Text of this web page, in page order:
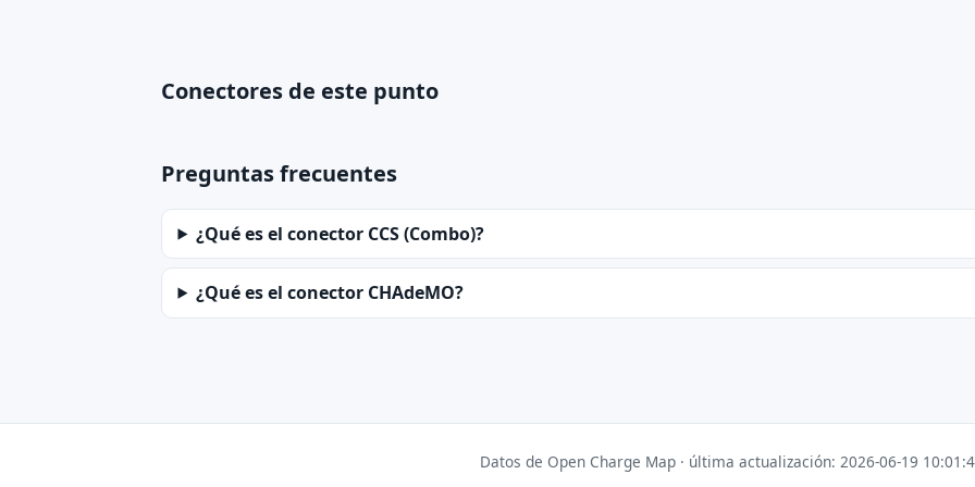
Conectores de este punto
Preguntas frecuentes
¿Qué es el conector CCS (Combo)?
¿Qué es el conector CHAdeMO?
Datos de Open Charge Map · última actualización: 2026-06-19